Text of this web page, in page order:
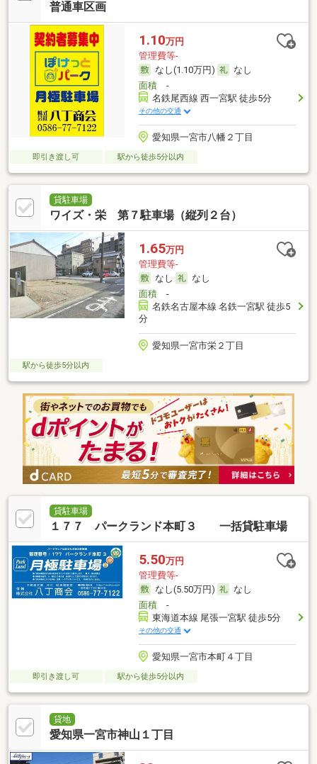
普通車区画
1.10万円
管理費等-
なし(1.10万円)
なし
面積-
名鉄尾西線 西一宮駅 徒歩5分
その他の交通
愛知県一宮市八幡２丁目
即引き渡し可 駅から徒歩5分以内
貸駐車場
ワイズ・栄 第７駐車場（縦列２台）
1.65万円
管理費等-
なし
なし
面積-
名鉄名古屋本線 名鉄一宮駅 徒歩5
分
愛知県一宮市栄２丁目
駅から徒歩5分以内
貸駐車場
１７７ パークランド本町３ 一括貸駐車場
5.50万円
管理費等-
なし(5.50万円)
なし
面積-
東海道本線 尾張一宮駅 徒歩5分
その他の交通
愛知県一宮市本町４丁目
即引き渡し可 駅から徒歩5分以内
貸地
愛知県一宮市神山１丁目